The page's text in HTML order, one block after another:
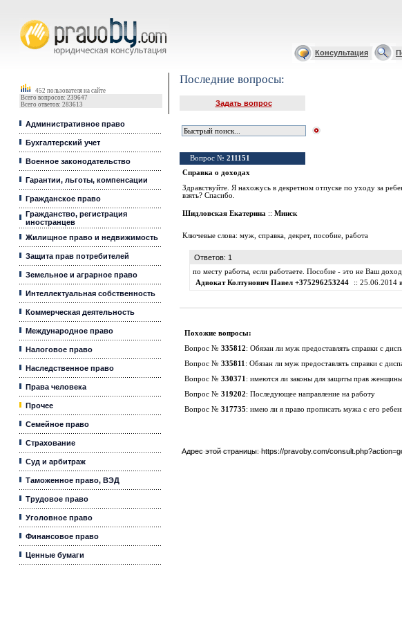
Консультация
452 пользователя на сайте
Всего вопросов: 239647
Всего ответов: 283613
Административное право
Бухгалтерский учет
Военное законодательство
Гарантии, льготы, компенсации
Гражданское право
Гражданство, регистрация
иностранцев
Жилищное право и недвижимость
Защита прав потребителей
Земельное и аграрное право
Интеллектуальная собственность
Коммерческая деятельность
Международное право
Налоговое право
Наследственное право
Права человека
Прочее
Семейное право
Страхование
Суд и арбитраж
Таможенное право, ВЭД
Трудовое право
Уголовное право
Финансовое право
Ценные бумаги
Последние вопросы:
Задать вопрос
Вопрос № 211151
Справка о доходах
Здравствуйте. Я нахожусь в декретном отпуске по уходу за
взять? Спасибо.
Шидловская Екатерина :: Минск
Ключевые слова: муж справка декрет, пособие работа
Ответов: 1
по месту работы, если работаете. Пособие - это не Ваш
Адвокат Колтунович Павел +375296253244
:: 25.06.2014
Похожие вопросы:
Вопрос № 335812: Обязан ли муж предоставлять справки с
Вопрос № 335811 : Обязан ли муж предоставлять справки с
Вопрос № 330371 : имеются ли законы для защиты прав
Вопрос № 319202: Последующее направление на работу
Вопрос № 317735: имею ли я право прописать мужа с его
Адрес этой страницы: https://pravoby.com/